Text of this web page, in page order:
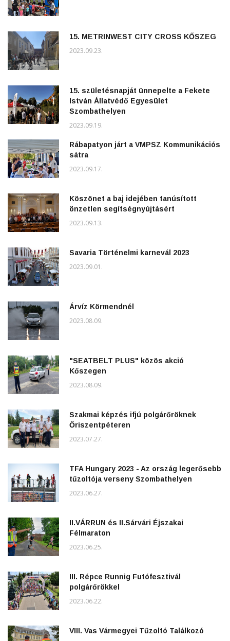
15. METRINWEST CITY CROSS KŐSZEG
2023.09.23.
15. születésnapját ünnepelte a Fekete
István Állatvédő Egyesület
Szombathelyen
2023.09.19.
Rábapatyon járt a VMPSZ Kommunikációs
sátra
2023.09.17.
Köszönet a baj idejében tanúsított
önzetlen segítségnyújtásért
2023.09.13.
Savaria Történelmi karnevál 2023
2023.09.01.
Árvíz Körmendnél
2023.08.09.
"SEATBELT PLUS" közös akció
Kőszegen
2023.08.09.
Szakmai képzés ifjú polgárőröknek
Őriszentpéteren
2023.07.27.
TFA Hungary 2023 - Az ország legerősebb
tűzoltója verseny Szombathelyen
2023.06.27.
II.VÁRRUN és II.Sárvári Éjszakai
Félmaraton
2023.06.25.
III. Répce Runnig Futófesztivál
polgárőrökkel
2023.06.22.
VIII. Vas Vármegyei Tűzoltó Találkozó